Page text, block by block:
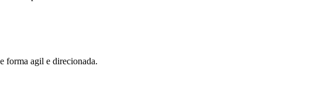
forma agil e direcionada.